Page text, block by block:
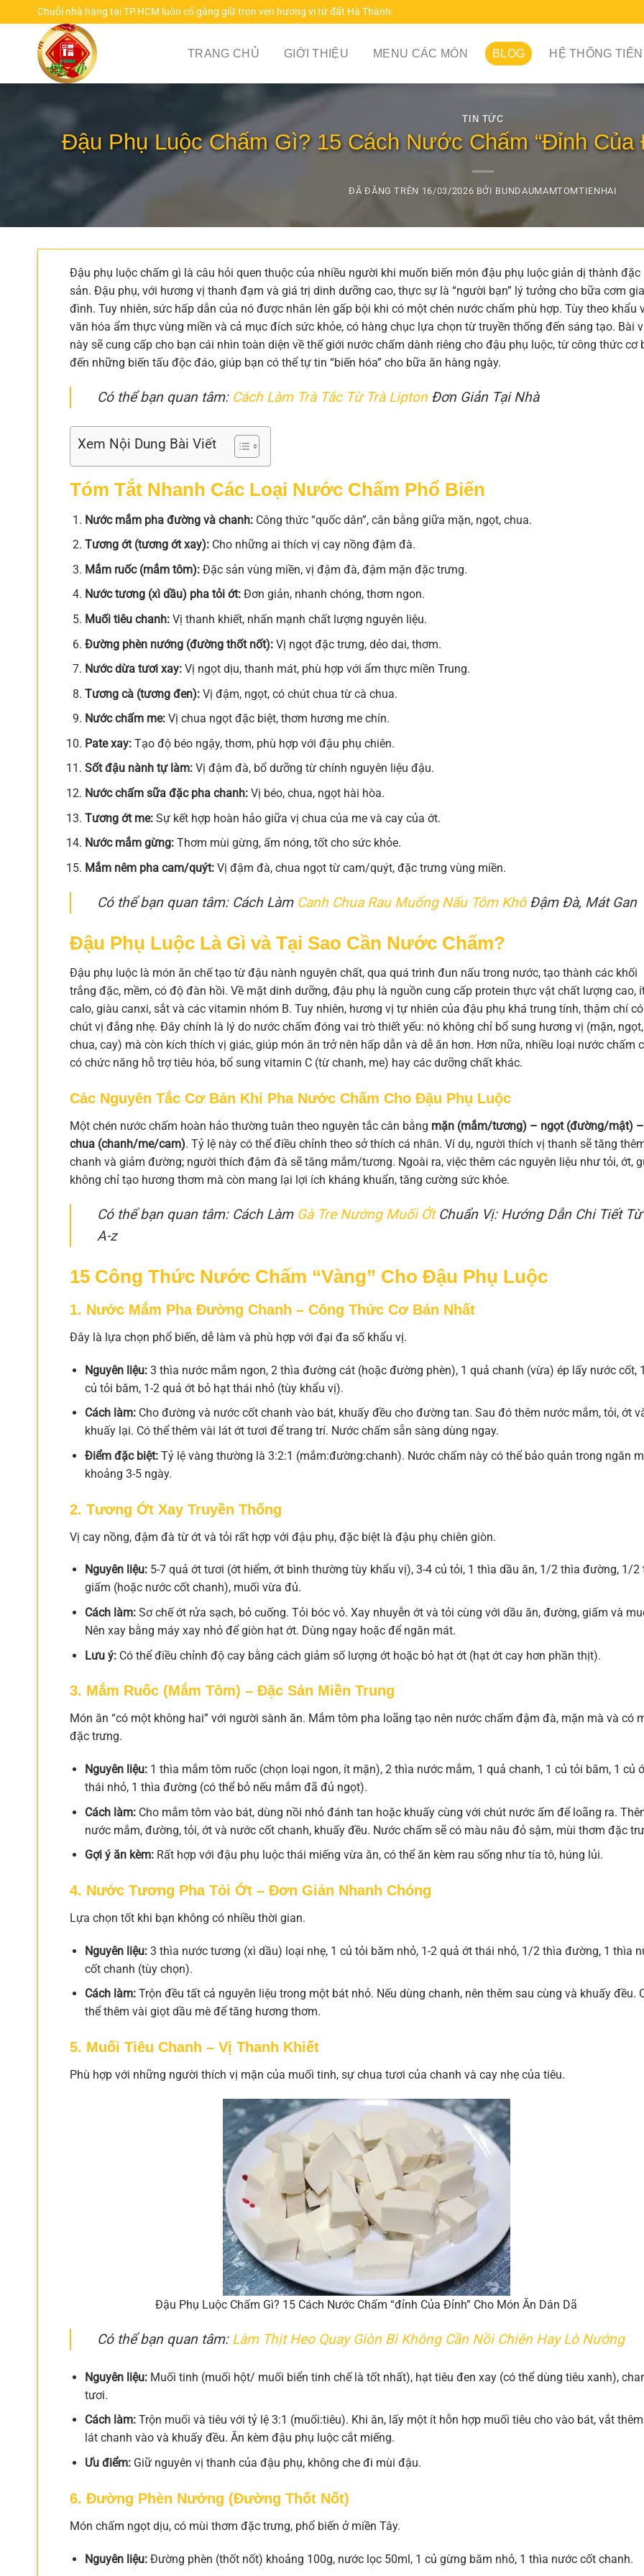
đến
Chuỗi nhà hàng tại TP.HCM luôn cố gắng giữ trọn vẹn hương vị từ đất Hà Thành.
TRANG CHỦ GIỚI THIỆU MENU CÁC MÓN BLOG HỆ THỐNG TIẾN
TIN TỨC
Đậu Phụ Luộc Chấm Gì? 15 Cách Nước Chấm “Đỉnh Của
ĐÃ ĐĂNG TRÊN 16/03/2026 BỞI BUNDAUMAMTOMTIENHAI
Đậu phụ luộc chấm gì là câu hỏi quen thuộc của nhiều người khi muốn biến món đậu phụ luộc giản dị thành đặc
sản. Đậu phụ, với hương vị thanh đạm và giá trị dinh dưỡng cao, thực sự là “người bạn” lý tưởng cho bữa cơm gia
đình. Tuy nhiên, sức hấp dẫn của nó được nhân lên gấp bội khi có một chén nước chấm phù hợp. Tùy theo khẩu
văn hóa ẩm thực vùng miền và cả mục đích sức khỏe, có hàng chục lựa chọn từ truyền thống đến sáng tạo. Bài
này sẽ cung cấp cho bạn cái nhìn toàn diện về thế giới nước chấm dành riêng cho đậu phụ luộc, từ công thức cơ
đến những biến tấu độc đáo, giúp bạn có thể tự tin “biến hóa” cho bữa ăn hàng ngày.
Có thể bạn quan tâm: Cách Làm Trà Tắc Từ Trà LiptonĐơn Giản Tại Nhà
Xem Nội Dung Bài Viết
Tóm Tắt Nhanh Các Loại Nước Chấm Phổ Biến
Nước mắm pha đường và chanh:Công thức “quốc dân”, cân bằng giữa mặn, ngọt, chua.
Tương ớt (tương ớt xay):Cho những ai thích vị cay nồng đậm đà.
Mắm ruốc (mắm tôm):Đặc sản vùng miền, vị đậm đà, đậm mặn đặc trưng.
Nước tương (xì dầu) pha tỏi ớt:Đơn giản, nhanh chóng, thơm ngon.
Muối tiêu chanh:Vị thanh khiết, nhấn mạnh chất lượng nguyên liệu.
Đường phèn nướng (đường thốt nốt):Vị ngọt đặc trưng, dẻo dai, thơm.
Nước dừa tươi xay:Vị ngọt dịu, thanh mát, phù hợp với ẩm thực miền Trung.
Tương cà (tương đen):Vị đậm, ngọt, có chút chua từ cà chua.
Nước chấm me:Vị chua ngọt đặc biệt, thơm hương me chín.
Pate xay:Tạo độ béo ngậy, thơm, phù hợp với đậu phụ chiên.
Sốt đậu nành tự làm:Vị đậm đà, bổ dưỡng từ chính nguyên liệu đậu.
Nước chấm sữa đặc pha chanh:Vị béo, chua, ngọt hài hòa.
Tương ớt me:Sự kết hợp hoàn hảo giữa vị chua của me và cay của ớt.
Nước mắm gừng:Thơm mùi gừng, ấm nóng, tốt cho sức khỏe.
Mắm nêm pha cam/quýt:Vị đậm đà, chua ngọt từ cam/quýt, đặc trưng vùng miền.
Có thể bạn quan tâm: Cách Làm Canh Chua Rau Muống Nấu Tôm KhôĐậm Đà, Mát Gan
Đậu Phụ Luộc Là Gì và Tại Sao Cần Nước Chấm?
Đậu phụ luộc là món ăn chế tạo từ đậu nành nguyên chất, qua quá trình đun nấu trong nước, tạo thành các khối
trắng đặc, mềm, có độ đàn hồi. Về mặt dinh dưỡng, đậu phụ là nguồn cung cấp protein thực vật chất lượng cao,
calo, giàu canxi, sắt và các vitamin nhóm B. Tuy nhiên, hương vị tự nhiên của đậu phụ khá trung tính, thậm chí có
chút vị đắng nhẹ. Đây chính là lý do nước chấm đóng vai trò thiết yếu: nó không chỉ bổ sung hương vị (mặn, ngọt,
chua, cay) mà còn kích thích vị giác, giúp món ăn trở nên hấp dẫn và dễ ăn hơn. Hơn nữa, nhiều loại nước chấm
có chức năng hỗ trợ tiêu hóa, bổ sung vitamin C (từ chanh, me) hay các dưỡng chất khác.
Các Nguyên Tắc Cơ Bản Khi Pha Nước Chấm Cho Đậu Phụ Luộc
Một chén nước chấm hoàn hảo thường tuân theo nguyên tắc cân bằng mặn (mắm/tương) – ngọt (đường/mật) –
chua (chanh/me/cam). Tỷ lệ này có thể điều chỉnh theo sở thích cá nhân. Ví dụ, người thích vị thanh sẽ tăng
chanh và giảm đường; người thích đậm đà sẽ tăng mắm/tương. Ngoài ra, việc thêm các nguyên liệu như tỏi, ớt,
không chỉ tạo hương thơm mà còn mang lại lợi ích kháng khuẩn, tăng cường sức khỏe.
Có thể bạn quan tâm: Cách Làm Gà Tre Nướng Muối ỚtChuẩn Vị: Hướng Dẫn Chi Tiết Từ
A-z
15 Công Thức Nước Chấm “Vàng” Cho Đậu Phụ Luộc
1. Nước Mắm Pha Đường Chanh – Công Thức Cơ Bản Nhất
Đây là lựa chọn phổ biến, dễ làm và phù hợp với đại đa số khẩu vị.
Nguyên liệu:3 thìa nước mắm ngon, 2 thìa đường cát (hoặc đường phèn), 1 quả chanh (vừa) ép lấy nước cốt,
củ tỏi băm, 1-2 quả ớt bỏ hạt thái nhỏ (tùy khẩu vị).
Cách làm:Cho đường và nước cốt chanh vào bát, khuấy đều cho đường tan. Sau đó thêm nước mắm, tỏi, ớt
khuấy lại. Có thể thêm vài lát ớt tươi để trang trí. Nước chấm sẵn sàng dùng ngay.
Điểm đặc biệt:Tỷ lệ vàng thường là 3:2:1 (mắm:đường:chanh). Nước chấm này có thể bảo quản trong ngăn
khoảng 3-5 ngày.
2. Tương Ớt Xay Truyền Thống
Vị cay nồng, đậm đà từ ớt và tỏi rất hợp với đậu phụ, đặc biệt là đậu phụ chiên giòn.
Nguyên liệu:5-7 quả ớt tươi (ớt hiểm, ớt bình thường tùy khẩu vị), 3-4 củ tỏi, 1 thìa dầu ăn, 1/2 thìa đường, 1/2
giấm (hoặc nước cốt chanh), muối vừa đủ.
Cách làm:Sơ chế ớt rửa sạch, bỏ cuống. Tỏi bóc vỏ. Xay nhuyễn ớt và tỏi cùng với dầu ăn, đường, giấm và
Nên xay bằng máy xay nhỏ để giòn hạt ớt. Dùng ngay hoặc để ngăn mát.
Lưu ý:Có thể điều chỉnh độ cay bằng cách giảm số lượng ớt hoặc bỏ hạt ớt (hạt ớt cay hơn phần thịt).
3. Mắm Ruốc (Mắm Tôm) – Đặc Sản Miền Trung
Món ăn “có một không hai” với người sành ăn. Mắm tôm pha loãng tạo nên nước chấm đậm đà, mặn mà và có
đặc trưng.
Nguyên liệu:1 thìa mắm tôm ruốc (chọn loại ngon, ít mặn), 2 thìa nước mắm, 1 quả chanh, 1 củ tỏi băm, 1 củ
thái nhỏ, 1 thìa đường (có thể bỏ nếu mắm đã đủ ngọt).
Cách làm:Cho mắm tôm vào bát, dùng nồi nhỏ đánh tan hoặc khuấy cùng với chút nước ấm để loãng ra.
nước mắm, đường, tỏi, ớt và nước cốt chanh, khuấy đều. Nước chấm sẽ có màu nâu đỏ sậm, mùi thơm đặc
Gợi ý ăn kèm:Rất hợp với đậu phụ luộc thái miếng vừa ăn, có thể ăn kèm rau sống như tía tô, húng lủi.
4. Nước Tương Pha Tỏi Ớt – Đơn Giản Nhanh Chóng
Lựa chọn tốt khi bạn không có nhiều thời gian.
Nguyên liệu:3 thìa nước tương (xì dầu) loại nhẹ, 1 củ tỏi băm nhỏ, 1-2 quả ớt thái nhỏ, 1/2 thìa đường, 1 thìa
cốt chanh (tùy chọn).
Cách làm:Trộn đều tất cả nguyên liệu trong một bát nhỏ. Nếu dùng chanh, nên thêm sau cùng và khuấy đều.
thể thêm vài giọt dầu mè để tăng hương thơm.
5. Muối Tiêu Chanh – Vị Thanh Khiết
Phù hợp với những người thích vị mặn của muối tinh, sự chua tươi của chanh và cay nhẹ của tiêu.
Đậu Phụ Luộc Chấm Gì? 15 Cách Nước Chấm “đỉnh Của Đỉnh” Cho Món Ăn Dân Dã
Có thể bạn quan tâm: Làm Thịt Heo Quay Giòn Bì Không Cần Nồi Chiên Hay Lò Nướng
Nguyên liệu:Muối tinh (muối hột/ muối biển tinh chế là tốt nhất), hạt tiêu đen xay (có thể dùng tiêu xanh),
tươi.
Cách làm:Trộn muối và tiêu với tỷ lệ 3:1 (muối:tiêu). Khi ăn, lấy một ít hỗn hợp muối tiêu cho vào bát, vắt
lát chanh vào và khuấy đều. Ăn kèm đậu phụ luộc cắt miếng.
Ưu điểm:Giữ nguyên vị thanh của đậu phụ, không che đi mùi đậu.
6. Đường Phèn Nướng (Đường Thốt Nốt)
Món chấm ngọt dịu, có mùi thơm đặc trưng, phổ biến ở miền Tây.
Nguyên liệu:Đường phèn (thốt nốt) khoảng 100g, nước lọc 50ml, 1 củ gừng băm nhỏ, 1 thìa nước cốt chanh.